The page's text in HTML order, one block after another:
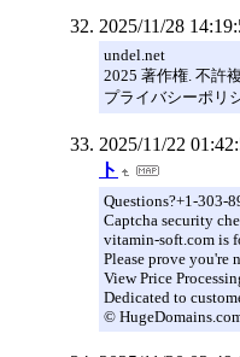
2025/11/28
undel.net
2025 著作権. 不許
プライバシーポリ
2025/11/22
ト
Questions?+1-303-
Captcha security
vitamin-soft.com is
Please prove you're
View Price
Dedicated to
©